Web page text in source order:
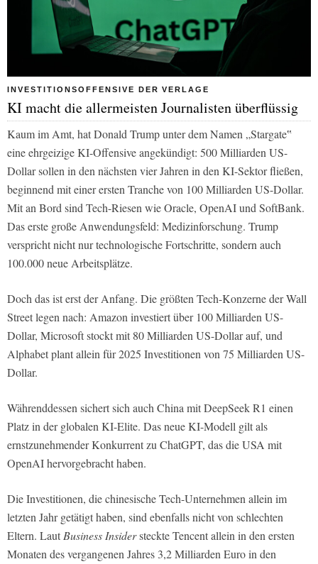
INVESTITIONSOFFENSIVE DER VERLAGE
KI macht die allermeisten Journalisten überflüssig
Kaum im Amt, hat Donald Trump unter dem Namen „Stargate‟
eine ehrgeizige KI-Offensive angekündigt: 500 Milliarden US-
Dollar sollen in den nächsten vier Jahren in den KI-Sektor fließen,
beginnend mit einer ersten Tranche von 100 Milliarden US-Dollar.
Mit an Bord sind Tech-Riesen wie Oracle, OpenAI und SoftBank.
Das erste große Anwendungsfeld: Medizinforschung. Trump
verspricht nicht nur technologische Fortschritte, sondern auch
100.000 neue Arbeitsplätze.
Doch das ist erst der Anfang. Die größten Tech-Konzerne der Wall
Street legen nach: Amazon investiert über 100 Milliarden US-
Dollar, Microsoft stockt mit 80 Milliarden US-Dollar auf, und
Alphabet plant allein für 2025 Investitionen von 75 Milliarden US-
Dollar.
Währenddessen sichert sich auch China mit DeepSeek R1 einen
Platz in der globalen KI-Elite. Das neue KI-Modell gilt als
ernstzunehmender Konkurrent zu ChatGPT, das die USA mit
OpenAI hervorgebracht haben.
Die Investitionen, die chinesische Tech-Unternehmen allein im
letzten Jahr getätigt haben, sind ebenfalls nicht von schlechten
Eltern. LautBusiness Insidersteckte Tencent allein in den ersten
Monaten des vergangenen Jahres 3,2 Milliarden Euro in den